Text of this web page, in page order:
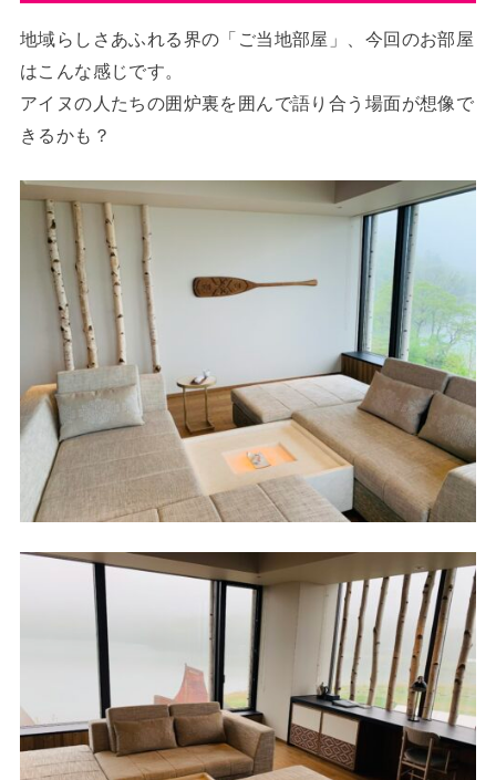
地域らしさあふれる界の「ご当地部屋」、今回のお部屋
はこんな感じです。
アイヌの人たちの囲炉裏を囲んで語り合う場面が想像で
きるかも？